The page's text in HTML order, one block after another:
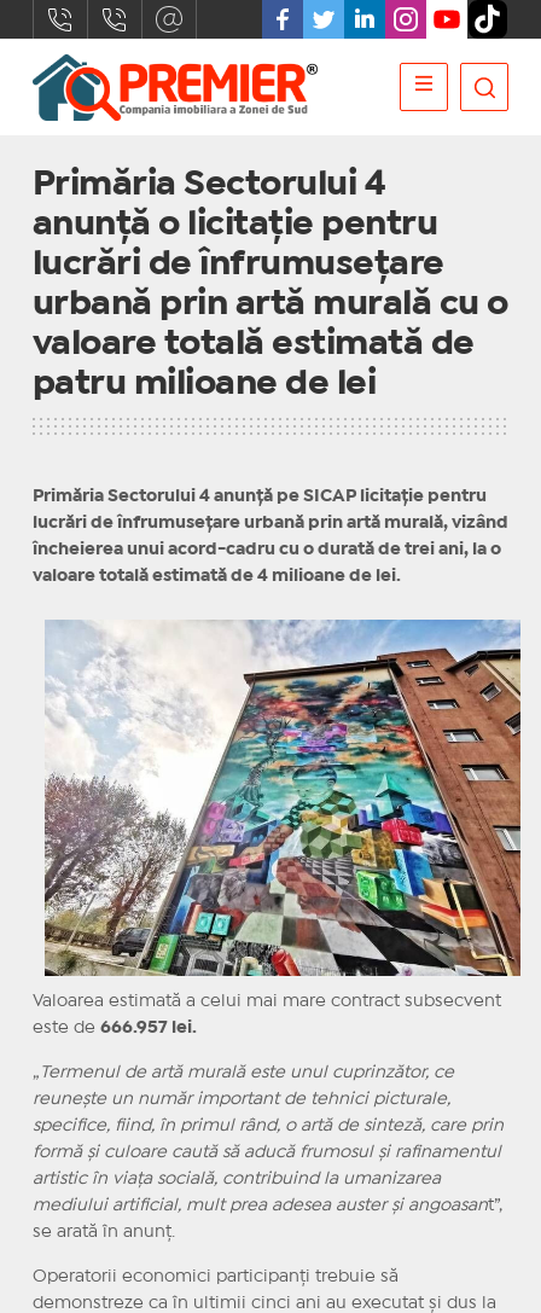
Primăria Sectorului 4
anunță o licitație pentru
lucrări de înfrumusețare
urbană prin artă murală cu o
valoare totală estimată de
patru milioane de lei
Primăria Sectorului 4 anunţă pe SICAP licitaţie pentru
lucrări de înfrumuseţare urbană prin artă murală, vizând
încheierea unui acord-cadru cu o durată de trei ani, la o
valoare totală estimată de 4 milioane de lei.
Valoarea estimată a celui mai mare contract subsecvent
este de 666.957 lei.
„ Termenul de artă murală este unul cuprinzător, ce
reuneşte un număr important de tehnici picturale,
specifice, fiind, în primul rând, o artă de sinteză, care prin
formă şi culoare caută să aducă frumosul şi rafinamentul
artistic în viaţa socială, contribuind la umanizarea
mediului artificial, mult prea adesea auster şi angoasant”,
se arată în anunţ.
Operatorii economici participanţi trebuie să
demonstreze ca în ultimii cinci ani au executat şi dus la